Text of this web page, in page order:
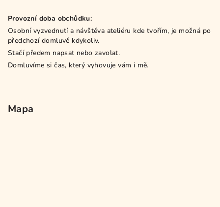
Provozní doba obchůdku:
Osobní vyzvednutí a návštěva ateliéru kde tvořím, je možná po
předchozí domluvě kdykoliv.
Stačí předem napsat nebo zavolat.
Domluvíme si čas, který vyhovuje vám i mě.
Mapa